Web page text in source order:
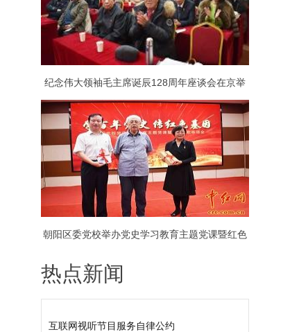
纪念伟大领袖毛主席诞辰128周年座谈会在京举
行
朝阳区委党校举办党史学习教育主题党课暨红色
诗歌咏颂会（组图）
热点新闻
互联网视听节目服务自律公约